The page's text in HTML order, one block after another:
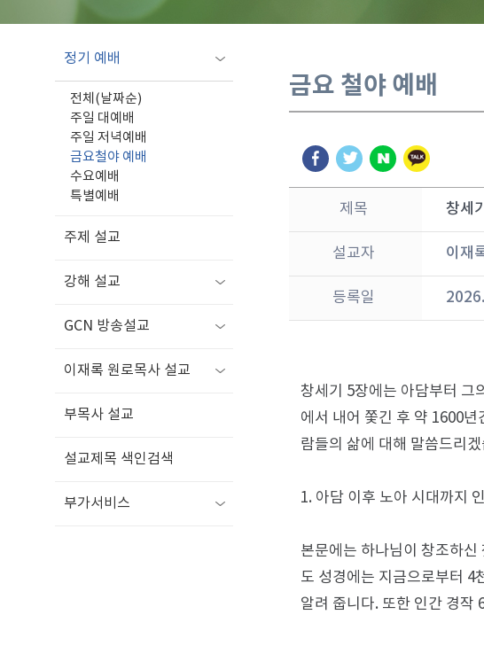
정기 예배
전체(날짜순)
주일 대예배
주일 저녁예배
금요철야 예배
수요예배
특별예배
주제 설교
강해 설교
GCN 방송설교
이재록 원로목사 설교
부목사 설교
설교제목 색인검색
부가서비스
금요 철야 예배
제목 창세
설교자 이재
등록일
창세기 5장에는 아담부터 그
에서 내어 쫓긴 후 약 1600
람들의 삶에 대해 말씀드리
1. 아담 이후 노아 시대까지
본문에는 하나님이 창조하신
도 성경에는 지금으로부터 4
알려 줍니다. 또한 인간 경작